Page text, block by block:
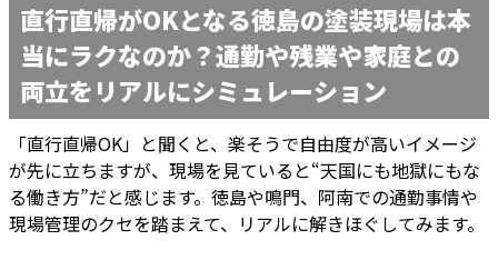
直行直帰がOKとなる徳島の塗装現場は本
当にラクなのか？通勤や残業や家庭との
両立をリアルにシミュレーション
「直行直帰OK」と聞くと、楽そうで自由度が高いイメージ
が先に立ちますが、現場を見ていると“天国にも地獄にもな
る働き方”だと感じます。徳島や鳴門、阿南での通勤事情や
現場管理のクセを踏まえて、リアルに解きほぐしてみます。